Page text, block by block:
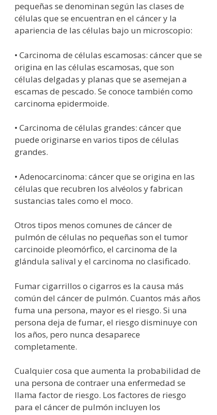
pequeñas se denominan según las clases de
células que se encuentran en el cáncer y la
apariencia de las células bajo un microscopio:
• Carcinoma de células escamosas: cáncer que se
origina en las células escamosas, que son
células delgadas y planas que se asemejan a
escamas de pescado. Se conoce también como
carcinoma epidermoide.
• Carcinoma de células grandes: cáncer que
puede originarse en varios tipos de células
grandes.
• Adenocarcinoma: cáncer que se origina en las
células que recubren los alvéolos y fabrican
sustancias tales como el moco.
Otros tipos menos comunes de cáncer de
pulmón de células no pequeñas son el tumor
carcinoide pleomórfico, el carcinoma de la
glándula salival y el carcinoma no clasificado.
Fumar cigarrillos o cigarros es la causa más
común del cáncer de pulmón. Cuantos más años
fuma una persona, mayor es el riesgo. Si una
persona deja de fumar, el riesgo disminuye con
los años, pero nunca desaparece
completamente.
Cualquier cosa que aumenta la probabilidad de
una persona de contraer una enfermedad se
llama factor de riesgo. Los factores de riesgo
para el cáncer de pulmón incluyen los